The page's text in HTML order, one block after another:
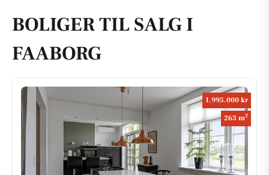
BOLIGER TIL SALG I
FAABORG
1.995.000 kr
263 m2